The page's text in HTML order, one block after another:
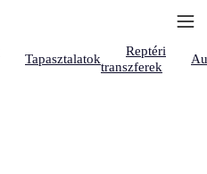
Tapasztalatok
Reptéri
transzferek